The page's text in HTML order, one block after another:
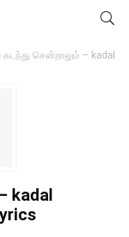
சென்றாலும் – kadal
kadal